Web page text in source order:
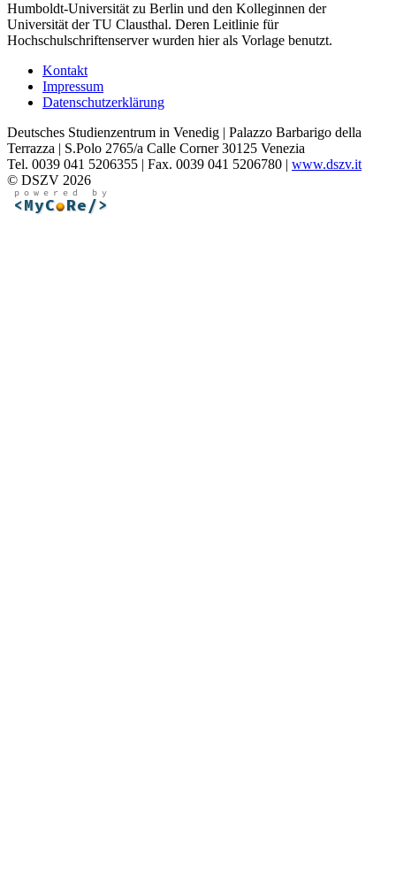
Humboldt-Universität zu Berlin und den Kolleginnen der
Universität der TU Clausthal. Deren Leitlinie für
Hochschulschriftenserver wurden hier als Vorlage benutzt.
Kontakt
Impressum
Datenschutzerklärung
Deutsches Studienzentrum in Venedig | Palazzo Barbarigo della
Terrazza | S.Polo 2765/a Calle Corner 30125 Venezia
Tel. 0039 041 5206355 | Fax. 0039 041 5206780 | www.dszv.it
© DSZV 2026